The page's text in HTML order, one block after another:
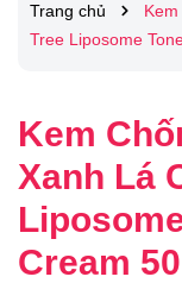
Trang chủ
Tree Liposome
Kem
Xanh Lá
Cream